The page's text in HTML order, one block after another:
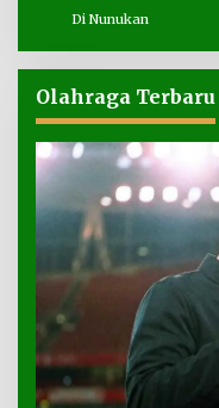
Di Nunukan
Olahraga Terbaru